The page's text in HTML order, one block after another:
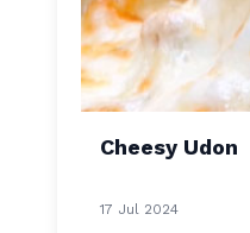
Cheesy Udon
17 Jul 2024